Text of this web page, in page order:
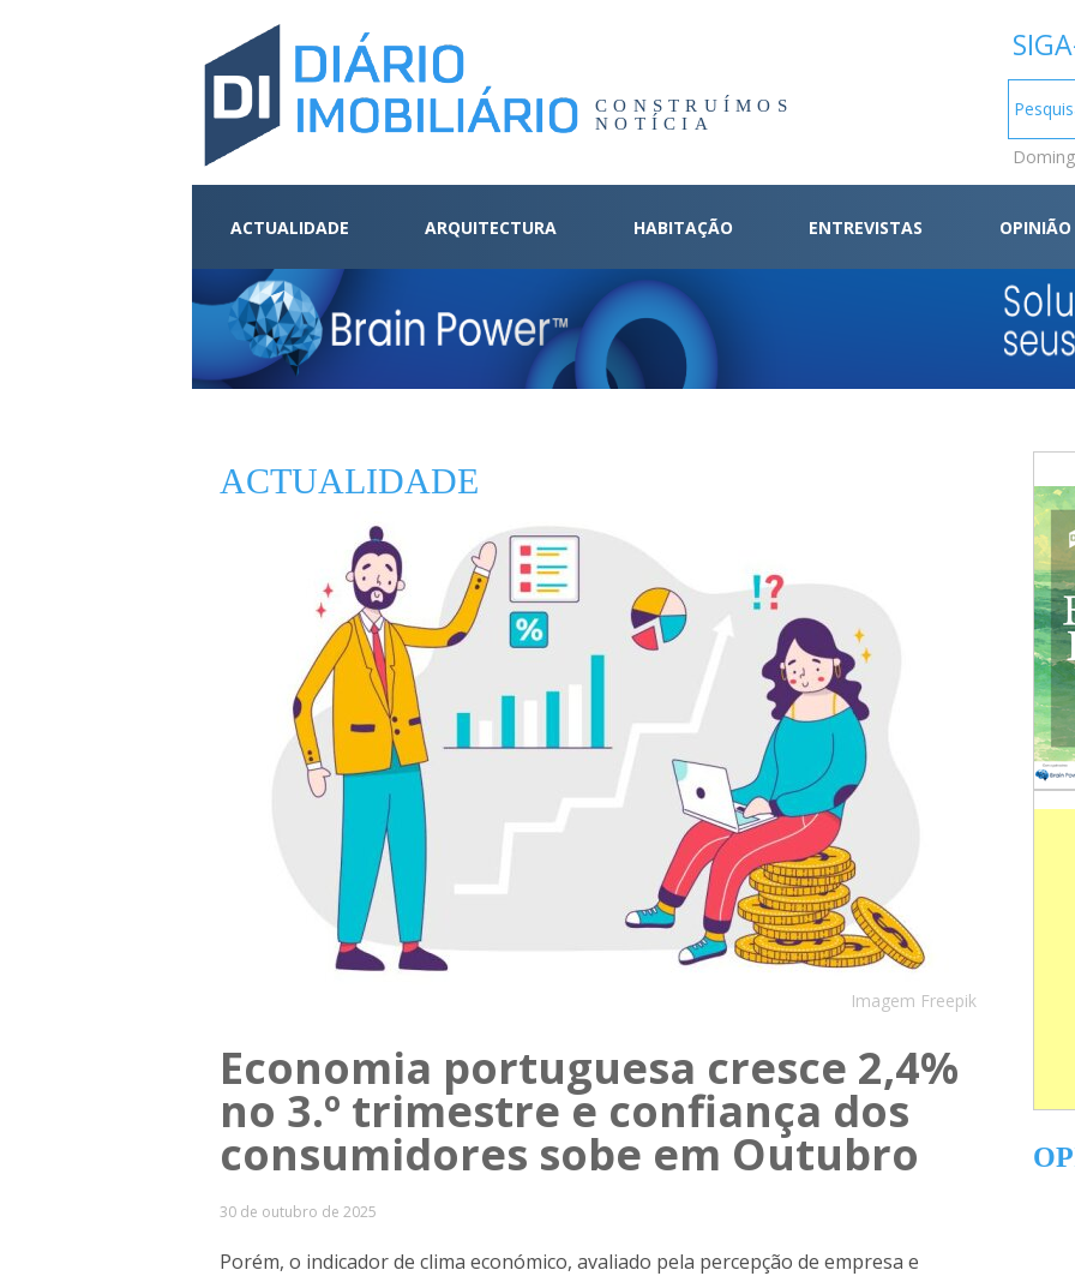
CONSTRUÍMOS
NOTÍCIA
ACTUALIDADE ARQUITECTURA HABITAÇÃO ENTREVISTAS OPINIÃO
ACTUALIDADE
Imagem Freepik
Economia portuguesa cresce 2,4%
no 3.º trimestre e confiança dos
consumidores sobe em Outubro
30 de outubro de 2025
Porém, o indicador de clima económico, avaliado pela percepção de empresa e